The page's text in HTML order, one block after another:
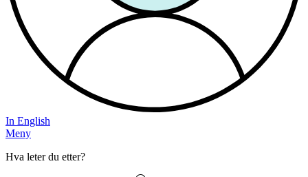
In English
Meny
Hva leter du etter?